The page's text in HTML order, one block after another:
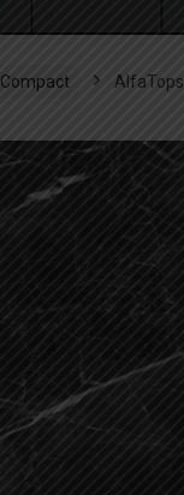
Compact